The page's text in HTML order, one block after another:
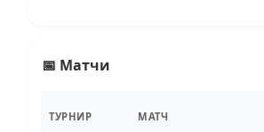
📅 Матчи
ТУРНИР МАТЧ